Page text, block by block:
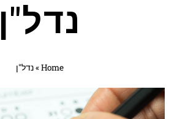
נדל"ן
Home
»נדל"ן